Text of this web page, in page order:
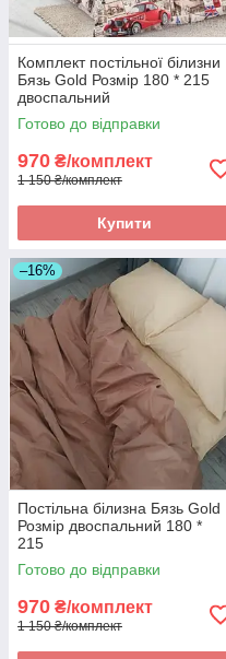
Комплект постільної білизни
Бязь Gold Розмір 180 * 215
двоспальний
Готово до відправки
970 ₴/комплект
1 150 ₴/комплект
Купити
–16%
Постільна білизна Бязь Gold
Розмір двоспальний 180 *
215
Готово до відправки
970 ₴/комплект
1 150 ₴/комплект